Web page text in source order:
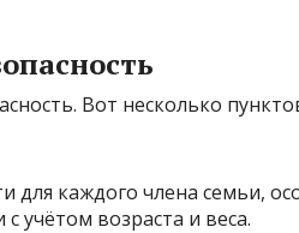
Вот несколько
для каждого члена семьи,
учётом возраста и веса.